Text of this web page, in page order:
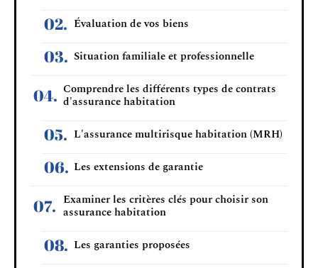
Évaluation de vos biens
Situation familiale et professionnelle
Comprendre les différents types de contrats
d'assurance habitation
L'assurance multirisque habitation (MRH)
Les extensions de garantie
Examiner les critères clés pour choisir son
assurance habitation
Les garanties proposées